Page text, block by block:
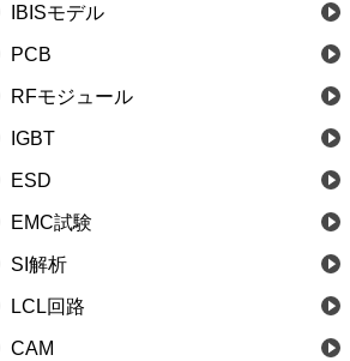
IBISモデル
PCB
RFモジュール
IGBT
ESD
EMC試験
SI解析
LCL回路
CAM